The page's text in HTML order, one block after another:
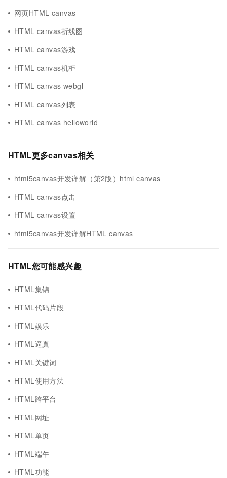
网页HTML canvas
HTML canvas折线图
HTML canvas游戏
HTML canvas机柜
HTML canvas webgl
HTML canvas列表
HTML canvas helloworld
HTML更多canvas相关
html5canvas开发详解（第2版）html canvas
HTML canvas点击
HTML canvas设置
html5canvas开发详解HTML canvas
HTML您可能感兴趣
HTML集锦
HTML代码片段
HTML娱乐
HTML逼真
HTML关键词
HTML使用方法
HTML跨平台
HTML网址
HTML单页
HTML端午
HTML功能